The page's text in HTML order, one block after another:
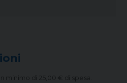
minimo di 25,00 € di spesa.